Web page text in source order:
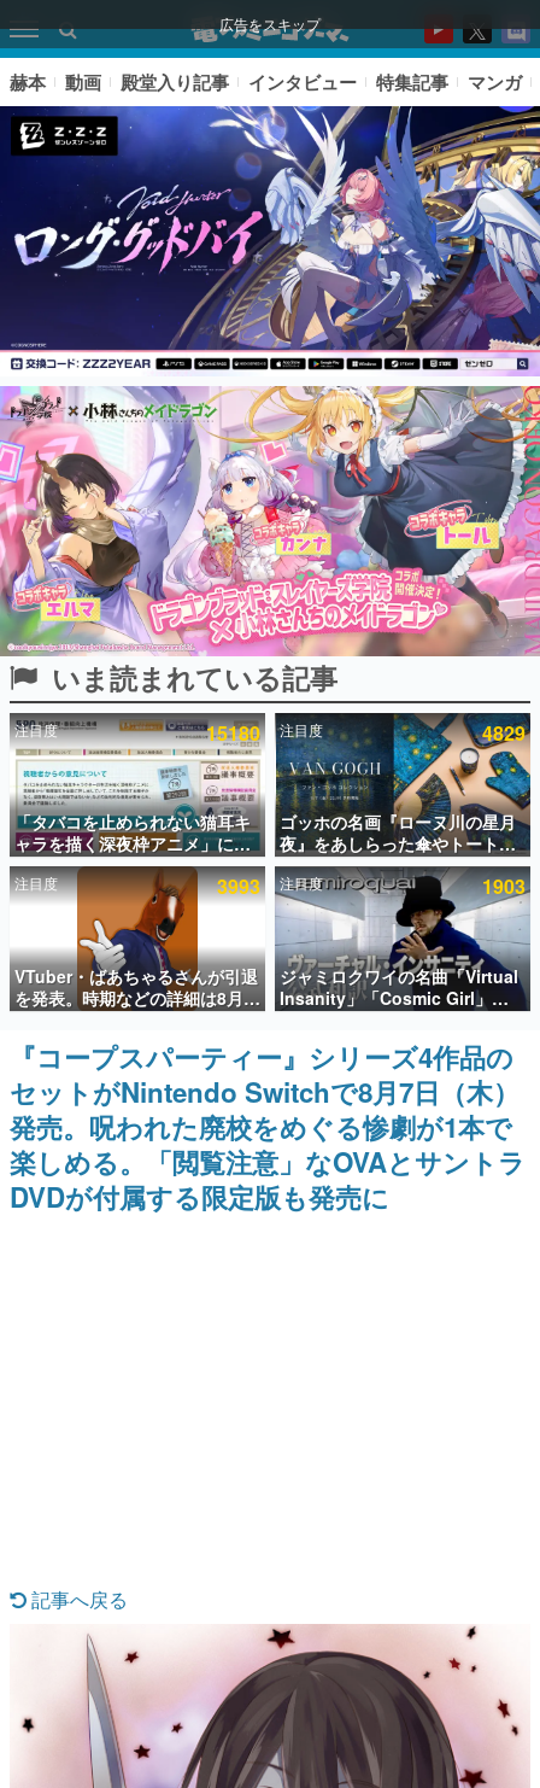
広告をスキップ
ピックアップ
電ファミのいま読まれている記事ランキング
アプリセール情報
インタビュー
連載・特集一覧
殿堂入り記事
SNS拡散数が数千以上！ ページビュー数万以上！ などな
ど。多くの人々に読まれた、電ファミ渾身の“殿堂入り”記
事をまとめました。
ゲームの企画書
名作ゲームクリエイターの方々に製作時のエピソードをお
聞きし、ヒットする企画（ゲーム）とは何か？を探ってい
きます。
赫本
この物語を解いてはいけない。『赫本』は、〈試験問題〉
の形をした短編ホラー小説集です。
新世代に訊く
これからのデジタルゲーム市場を担う若きクリエイター達
の姿を追い、彼らのルーツと情熱を探っていきます。
ゲーム世代の作家たち
ゲームに多大な影響を受けた作家さんに取材し、ゲームが
日本のコンテンツ産業やカルチャーに与えた影響を探る企
画です。
日本モバイルゲーム産業史
日本のモバイルゲーム史における主要なトピック・タイト
ルを網羅するほか、開発者へのインタビューや識者による
解説を掲載。約20年の歴史が一望できる決定版！
特集記事
女性向け
アプリレビュー
赫本 動画 殿堂入り記事 インタビュー 特集記事 マンガ
いま読まれている記事
注目度 15180
「タバコを止められない猫耳キ
ャラを描く深夜枠アニメ」に視
聴者の一部から批判意見。違法
薬物の使用と思しき描写も含め
て、BPOが議論を交わす
注目度 4829
ゴッホの名画『ローヌ川の星月
夜』をあしらった傘やトートバ
ッグなどが登場。8月7日21時よ
り2日間限定で予約販売
注目度 3993
VTuber・ばあちゃるさんが引退
を発表。時期などの詳細は8月9
日15時からの配信で説明
注目度 1903
ジャミロクワイの名曲「Virtual
Insanity」「Cosmic Girl」
「Canned Heat」公式日本語字
幕付きMVがいきなり公開！
「SUMMER SONIC 2026」での
9年ぶりとなる日本公演を記念し
て
『コープスパーティー』シリーズ4作品の
セットがNintendo Switchで8月7日（木）
発売。呪われた廃校をめぐる惨劇が1本で
楽しめる。「閲覧注意」なOVAとサントラ
DVDが付属する限定版も発売に
記事へ戻る